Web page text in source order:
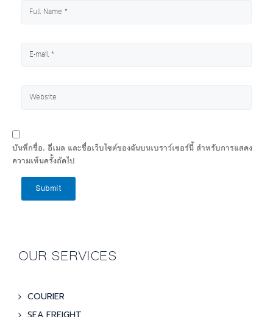
บันทึกชื่อ, อีเมล และชื่อเว็บไซต์ของฉันบนเบราว์เซอร์นี้ สำหรับการแสดง
ความเห็นครั้งถัดไป
Submit
OUR SERVICES
COURIER